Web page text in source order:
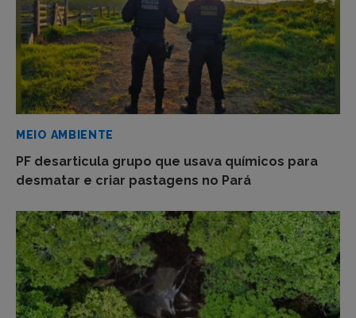
MEIO AMBIENTE
PF desarticula grupo que usava químicos para
desmatar e criar pastagens no Pará